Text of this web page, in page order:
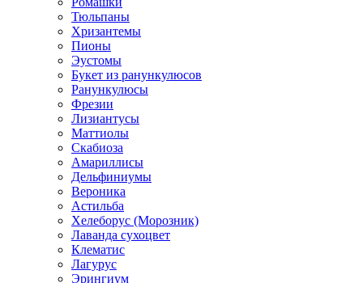
Тюльпаны
Хризантемы
Пионы
Эустомы
Букет из ранункулюсов
Ранункулюсы
Фрезии
Лизиантусы
Маттиолы
Скабиоза
Амариллисы
Дельфиниумы
Вероника
Астильба
Хелеборус (Морозник)
Лаванда сухоцвет
Клематис
Лагурус
Эрингиум